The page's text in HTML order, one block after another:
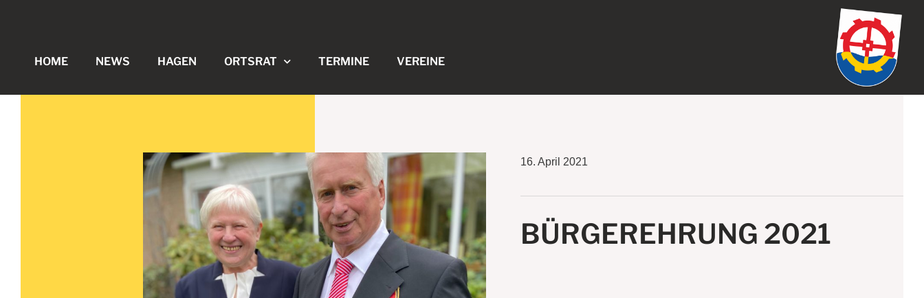
HOME NEWS HAGEN ORTSRAT TERMINE VEREINE
16. April 2021
BÜRGEREHRUNG 2021